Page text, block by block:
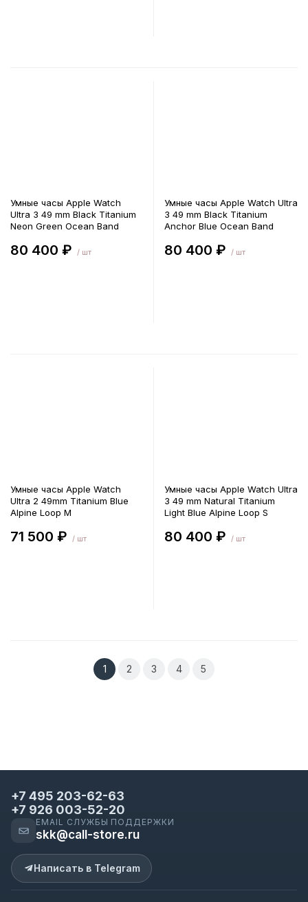
Умные часы Apple Watch
Ultra 3 49 mm Black Titanium
Neon Green Ocean Band
80 400 ₽ / шт
Умные часы Apple Watch Ultra
3 49 mm Black Titanium
Anchor Blue Ocean Band
80 400 ₽ / шт
Умные часы Apple Watch
Ultra 2 49mm Titanium Blue
Alpine Loop M
71 500 ₽ / шт
Умные часы Apple Watch Ultra
3 49 mm Natural Titanium
Light Blue Alpine Loop S
80 400 ₽ / шт
1 2 3 4 5
+7 495 203-62-63
+7 926 003-52-20
EMAIL СЛУЖБЫ ПОДДЕРЖКИ
skk@call-store.ru
Написать в Telegram